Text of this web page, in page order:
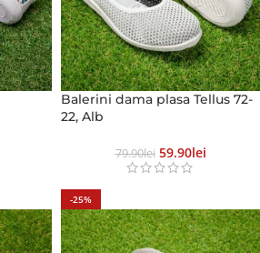
Balerini dama plasa Tellus 72-
22, Alb
79.90Lei 59.90Lei
-25%